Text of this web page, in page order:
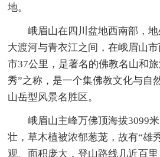
地。
峨眉山在四川盆地西南部，地
大渡河与青衣江之间，在峨眉山
市37公里，是著名的佛教名山和
秀”之称，是一个集佛教文化与自
山岳型风景名胜区。
峨眉山主峰万佛顶海拔3099米
壮，草木植被浓郁葱茏，故有“雄
观、面积庞大，登山路线几近百